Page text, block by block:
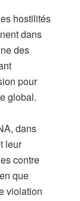
hostilités
dans
des
pour
global.
dans
leur
contre
que
violation